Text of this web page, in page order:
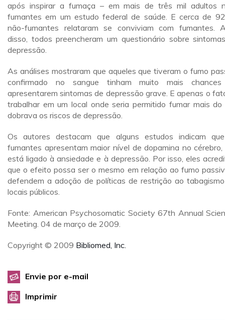
após inspirar a fumaça – em mais de três mil adultos
fumantes em um estudo federal de saúde. E cerca de
não-fumantes relataram se conviviam com fumantes.
disso, todos preencheram um questionário sobre
depressão.
As análises mostraram que aqueles que tiveram o fumo
confirmado no sangue tinham muito mais
apresentarem sintomas de depressão grave. E apenas o
trabalhar em um local onde seria permitido fumar mais do
dobrava os riscos de depressão.
Os autores destacam que alguns estudos indicam
fumantes apresentam maior nível de dopamina no cérebro,
está ligado à ansiedade e à depressão. Por isso, eles
que o efeito possa ser o mesmo em relação ao fumo
defendem a adoção de políticas de restrição ao
locais públicos.
Fonte: American Psychosomatic Society 67th Annual
Meeting. 04 de março de 2009.
Copyright © 2009 Bibliomed, Inc.
Envie por e-mail
Imprimir